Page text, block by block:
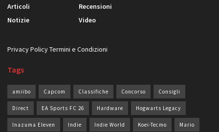
Articoli
Notizie
Recensioni
Video
Privacy PolicyTermini e Condizioni
Tags
amiibo Capcom Classifiche Concorso Consigli
Direct EA Sports FC 26 Hardware Hogwarts Legacy
Inazuma Eleven Indie Indie World Koei-Tecmo Mario